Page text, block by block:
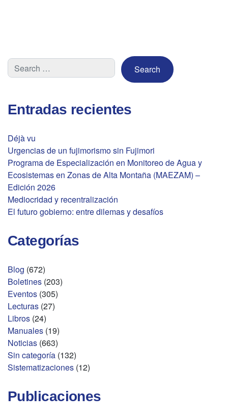
Entradas recientes
Déjà vu
Urgencias de un fujimorismo sin Fujimori
Programa de Especialización en Monitoreo de Agua y
Ecosistemas en Zonas de Alta Montaña (MAEZAM) –
Edición 2026
Mediocridad y recentralización
El futuro gobierno: entre dilemas y desafíos
Categorías
Blog (672)
Boletines (203)
Eventos (305)
Lecturas (27)
Libros (24)
Manuales (19)
Noticias (663)
Sin categoría (132)
Sistematizaciones (12)
Publicaciones